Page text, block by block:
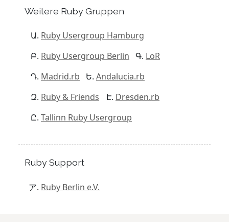
Weitere Ruby Gruppen
Ruby Usergroup Hamburg
Ruby Usergroup Berlin
LoR
Madrid.rb
Andalucia.rb
Ruby & Friends
Dresden.rb
Tallinn Ruby Usergroup
Ruby Support
Ruby Berlin e.V.